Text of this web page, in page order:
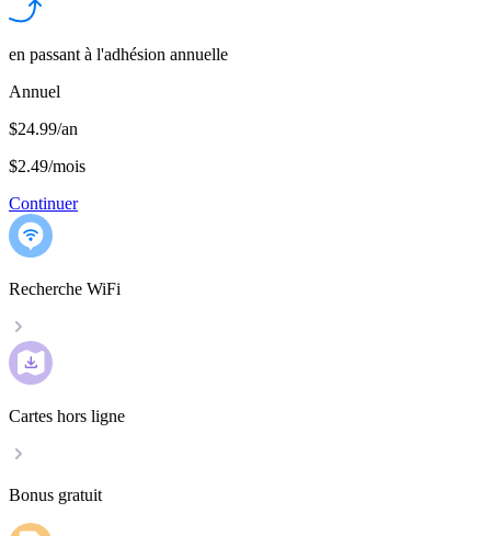
en passant à l'adhésion annuelle
Annuel
$24.99/an
$2.49/mois
Continuer
Recherche WiFi
Cartes hors ligne
Bonus gratuit